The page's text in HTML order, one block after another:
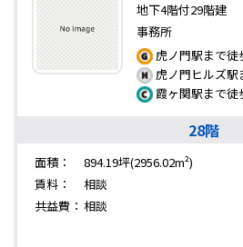
地下4階付29階建
事務所
虎ノ門駅まで徒
虎ノ門ヒルズ駅
霞ヶ関駅まで徒
28階
面積：
894.19坪(2956.02m²)
賃料：
相談
共益費： 相談